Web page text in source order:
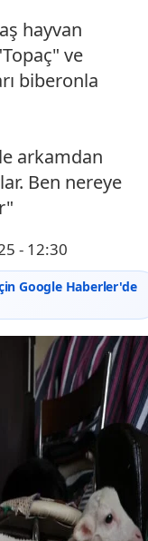
hayvan
ve
biberonla
arkamdan
Ben nereye
- 12:30
Google Haberler'de